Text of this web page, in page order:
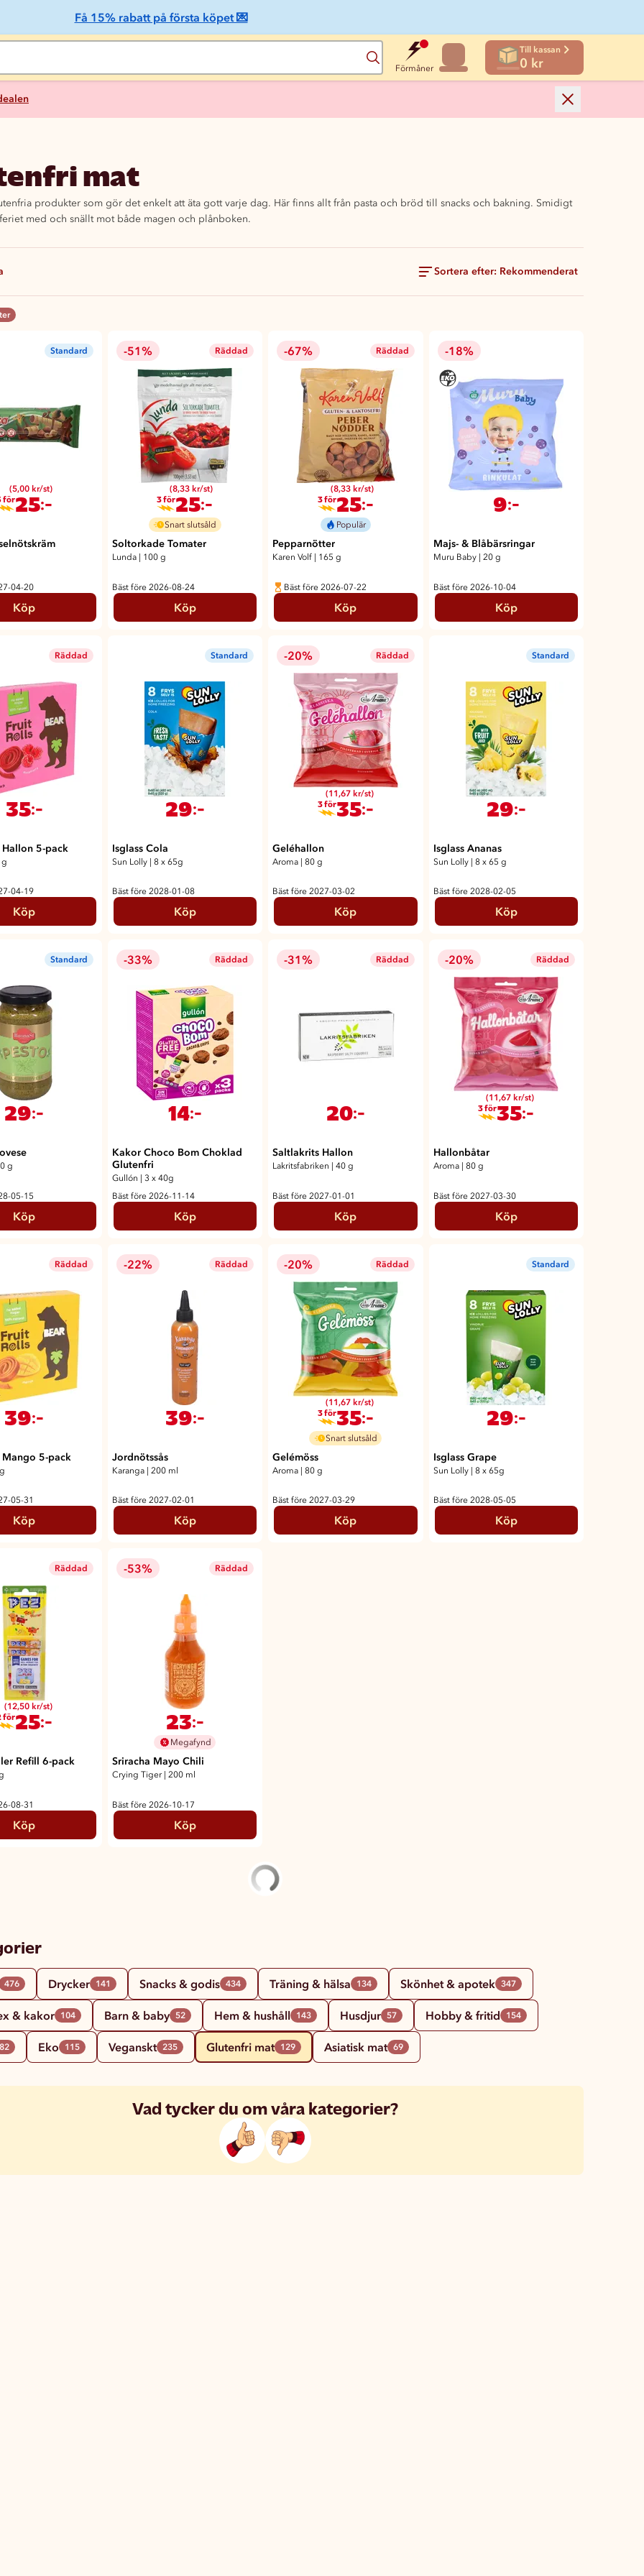
Få 15% rabatt på första köpet 💌
Sök
Förmåner
Till kassan
0 kr
mat
produkter som gör det enkelt att äta gott varje dag. Här finns allt från pasta och bröd till snacks och bakning. Smidigt
med och snällt mot både magen och plånboken.
Sortera efter: Rekommenderat
Standard
(5,00 kr/st)
för25:-
04-20
Köp
-51% Räddad
(8,33 kr/st)
3 för25:-
Snart slutsåld
Soltorkade Tomater
Lunda 100 g
Bäst före 2026-08-24
Köp
-67% Räddad
(8,33 kr/st)
3 för25:-
Populär
Pepparnötter
Karen Volf 165 g
Bäst före 2026-07-22
Köp
-18%
9:-
Majs- & Blåbärsringar
Muru Baby 20 g
Bäst före 2026-10-04
Köp
Räddad
35:-
5-pack
g
04-19
Köp
Standard
29:-
Isglass Cola
Sun Lolly | 8 x 65g
Bäst före 2028-01-08
Köp
-20% Räddad
(11,67 kr/st)
3 för35:-
Geléhallon
Aroma | 80 g
Bäst före 2027-03-02
Köp
Standard
29:-
Isglass Ananas
Sun Lolly | 8 x 65 g
Bäst före 2028-02-05
Köp
Standard
29:-
g
05-15
Köp
-33% Räddad
14:-
Kakor Choco Bom Choklad
Glutenfri
Gullón
3 x 40g
Bäst före 2026-11-14
Köp
-31% Räddad
20:-
Saltlakrits Hallon
Lakritsfabriken 40 g
Bäst före 2027-01-01
Köp
-20% Räddad
(11,67 kr/st)
3 för35:-
Hallonbåtar
Aroma 80 g
Bäst före 2027-03-30
Köp
Räddad
39:-
Mango 5-pack
05-31
Köp
-22% Räddad
39:-
Jordnötssås
Karanga | 200 ml
Bäst före 2027-02-01
Köp
-20% Räddad
(11,67 kr/st)
3 för35:-
Snart slutsåld
Gelémöss
Aroma | 80 g
Bäst före 2027-03-29
Köp
Standard
29:-
Isglass Grape
Sun Lolly | 8 x 65g
Bäst före 2028-05-05
Köp
Räddad
(12,50 kr/st)
för25:-
Refill 6-pack
08-31
Köp
-53% Räddad
23:-
Megafynd
Sriracha Mayo Chili
Crying Tiger 200 ml
Bäst före 2026-10-17
Köp
476 Drycker 141 Snacks & godis 434 Träning & hälsa 134 Skönhet & apotek 347
& kakor 104 Barn & baby 52 Hem & hushåll 143 Husdjur 57 Hobby & fritid 154
82 Eko 115 Veganskt 235 Glutenfri mat 129 Asiatisk mat 69
Vad tycker du om våra kategorier?